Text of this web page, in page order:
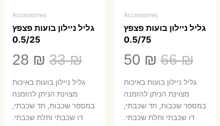
Accessories
גליל ניילון בועות פצפץ
0.5/75
66₪
המחיר
המקורי
היה:
66 ₪.
50 ₪
הנוכחיגליל ניילון בועות באיכות
מצוינת הניתן להזמנה
במספר שכבות, חד שכבתי,
דו שכבתי ותלת שכבתי.
Accessories
גליל ניילון בועות פצפץ
0.5/25
33₪
המחיר
המקורי
היה:
33 ₪.
28 ₪
₪.
גליל ניילון בועות באיכות
מצוינת הניתן להזמנה
במספר שכבות, חד שכבתי,
דו שכבתי ותלת שכבתי.